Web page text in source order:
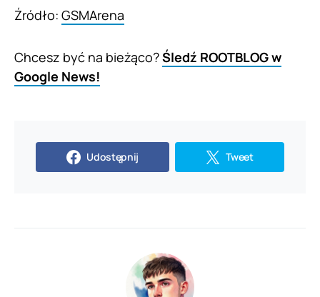
Źródło: GSMArena
Chcesz być na bieżąco?Śledź ROOTBLOG w
Google News!
Udostępnij Tweet